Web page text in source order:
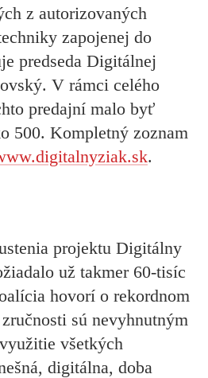
z autorizovaných
zapojenej do
predseda Digitálnej
V rámci celého
predajní malo byť
500. Kompletný zoznam
.
projektu Digitálny
už takmer 60-tisíc
hovorí o rekordnom
sú nevyhnutným
všetkých
digitálna, doba